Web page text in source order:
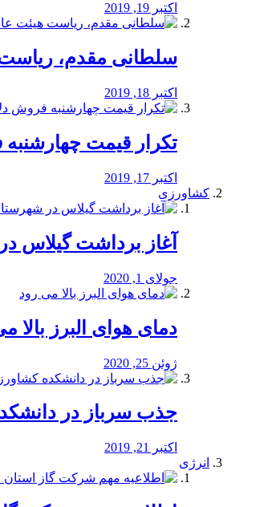
اکتبر 19, 2019
سلطانی مقدم، ریاست
اکتبر 18, 2019
تکرار قیمت چهارشنبه
اکتبر 17, 2019
کشاورزی
آغاز برداشت گیلاس
جولای 1, 2020
دمای هوای البرز بالا
ژوئن 25, 2020
جذب سرباز در
اکتبر 21, 2019
انرژی